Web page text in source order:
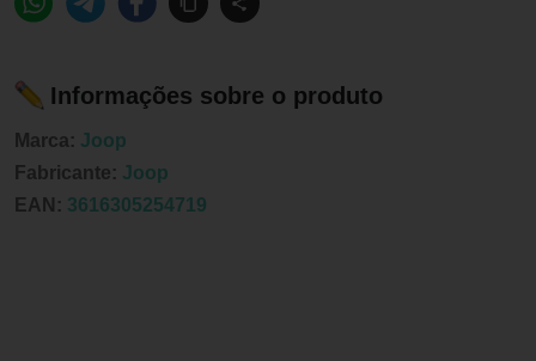
Informações sobre o produto
Marca: Joop
Fabricante: Joop
EAN: 3616305254719